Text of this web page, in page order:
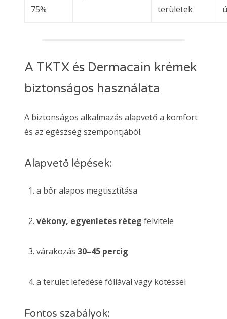
75%
területek
A TKTX és Dermacain krémek
biztonságos használata
A biztonságos alkalmazás alapvető a komfort
és az egészség szempontjából.
Alapvető lépések:
a bőr alapos megtisztítása
vékony, egyenletes réteg felvitele
várakozás 30–45 percig
a terület lefedése fóliával vagy kötéssel
Fontos szabályok: